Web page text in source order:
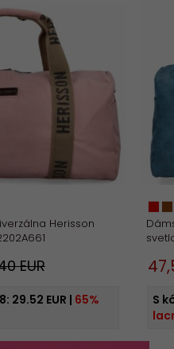
Herisson
EUR
29.52 EUR | 65%
47,
S